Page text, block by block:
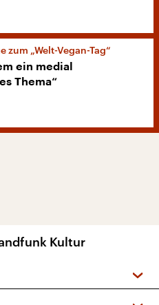
zum „Welt-Vegan-Tag“
ein medial
Thema“
Kultur